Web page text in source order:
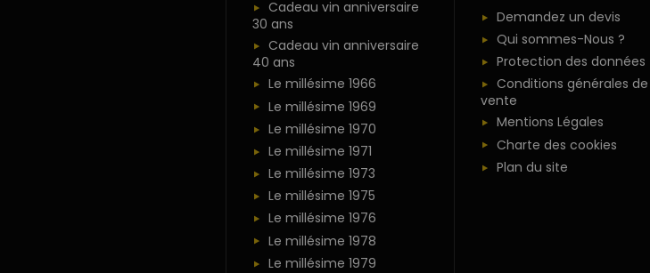
Cadeau vin anniversaire
30 ans
Cadeau vin anniversaire
40 ans
Le millésime 1966
Le millésime 1969
Le millésime 1970
Le millésime 1971
Le millésime 1973
Le millésime 1975
Le millésime 1976
Le millésime 1978
Le millésime 1979
Demandez un devis
Qui sommes-Nous ?
Protection des données
Conditions générales de
vente
Mentions Légales
Charte des cookies
Plan du site